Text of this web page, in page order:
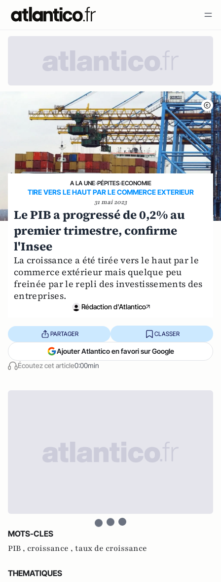
A LA UNE›PÉPITES›ECONOMIE
TIRE VERS LE HAUT PAR LE COMMERCE EXTERIEUR
31 mai 2023
Le PIB a progressé de 0,2% au
premier trimestre, confirme
l'Insee
La croissance a été tirée vers le haut par le
commerce extérieur mais quelque peu
freinée par le repli des investissements des
entreprises.
Rédaction d'Atlantico
Écoutez cet article0:00min
PARTAGER CLASSER
Ajouter Atlantico en favori sur Google
MOTS-CLES
PIB , croissance , taux de croissance
THEMATIQUES